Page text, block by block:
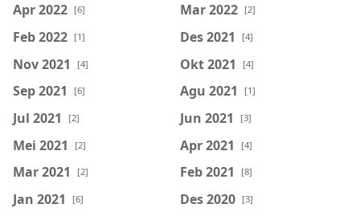
Apr 2022 [6] Mar 2022 [2]
Feb 2022 [1] Des 2021 [4]
Nov 2021 [4] Okt 2021 [4]
Sep 2021 [6] Agu 2021 [1]
Jul 2021 [2] Jun 2021 [3]
Mei 2021 [2] Apr 2021 [4]
Mar 2021 [2] Feb 2021 [8]
Jan 2021 [6] Des 2020 [3]